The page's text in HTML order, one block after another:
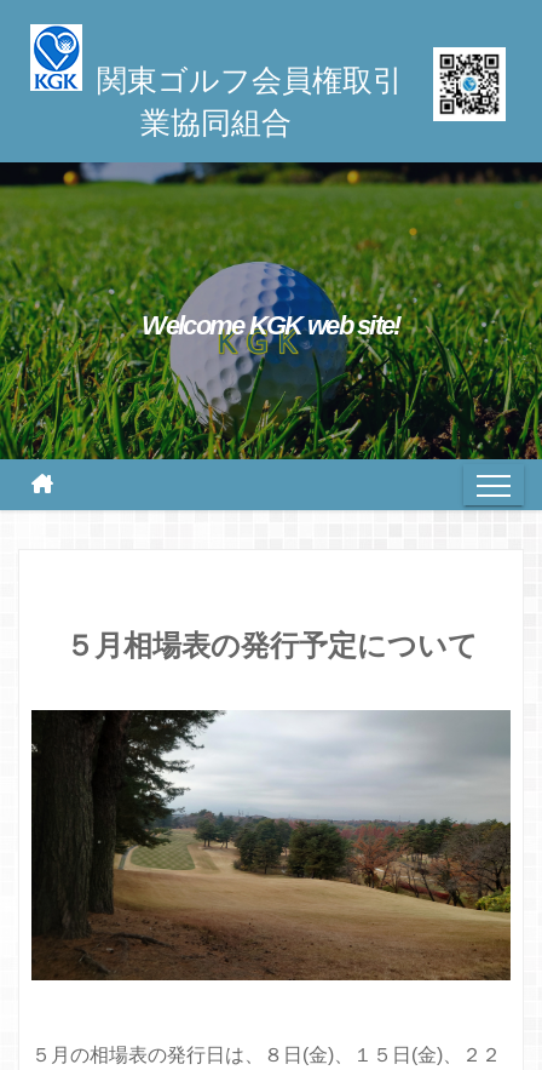
o
o
n
t
e
n
t
関東ゴルフ会員権取引
業協同組合
Welcome KGK web site!
５月相場表の発行予定について
５月の相場表の発行日は、８日(金)、１５日(金)、２２